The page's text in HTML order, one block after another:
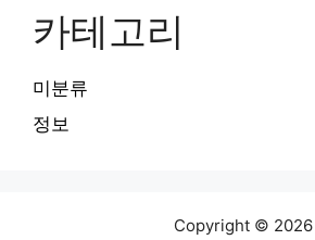
카테고리
미분류
정보
Copyright © 2026